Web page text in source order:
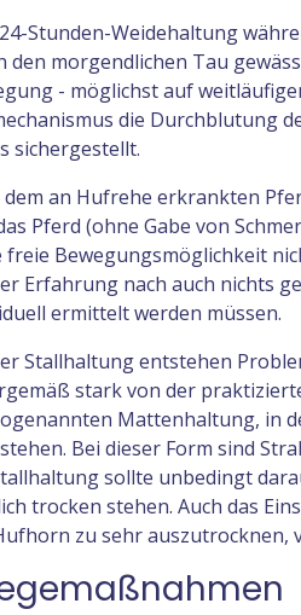
Stunden-Weidehaltung
den morgendlichen Tau
- möglichst auf
die Durchblutung
sichergestellt.
dem an Hufrehe erkrankten
Pferd (ohne Gabe von
freie Bewegungsmöglichkeit
Erfahrung nach auch nichts
ermittelt werden müssen.
Stallhaltung entstehen
stark von der
Mattenhaltung, in
Bei dieser Form sind
sollte unbedingt
trocken stehen. Auch das
zu sehr auszutrocknen,